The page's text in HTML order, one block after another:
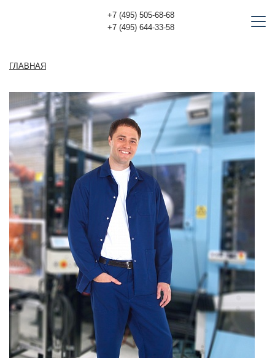
+7 (495) 505-68-68
+7 (495) 644-33-58
ГЛАВНАЯ